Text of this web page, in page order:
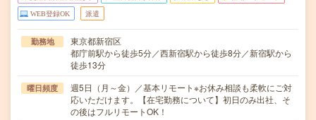
WEB登録OK 派遣
勤務地
東京都新宿区
都庁前駅から徒歩5分／西新宿駅から徒歩8分／新宿駅から
徒歩13分
曜日頻度
週5日（月～金）／基本リモート※お休み相談も柔軟にご対
応いただけます。【在宅勤務について】初日のみ出社、そ
の後はフルリモートOK！